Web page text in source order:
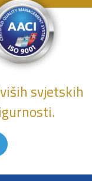
svjetskih